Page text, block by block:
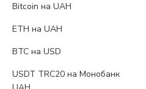
Bitcoin на UAH
ETH на UAH
BTC на USD
USDT TRC20 на Монобанк